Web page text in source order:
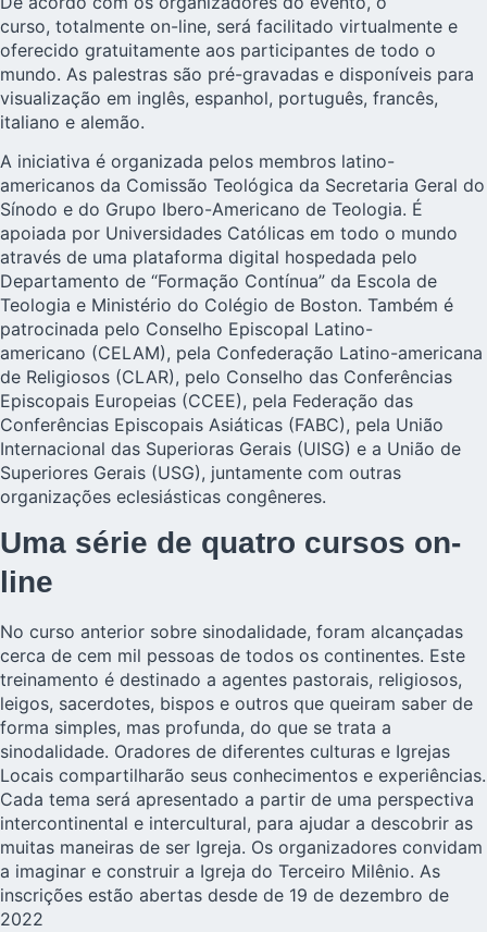
curso, totalmente on-line, será facilitado virtualmente e
oferecido gratuitamente aos participantes de todo o
mundo. As palestras são pré-gravadas e disponíveis para
visualização em inglês, espanhol, português, francês,
italiano e alemão.
A iniciativa é organizada pelos membros latino-
americanos da Comissão Teológica da Secretaria Geral do
Sínodo e do Grupo Ibero-Americano de Teologia. É
apoiada por Universidades Católicas em todo o mundo
através de uma plataforma digital hospedada pelo
Departamento de “Formação Contínua” da Escola de
Teologia e Ministério do Colégio de Boston. Também é
patrocinada pelo Conselho Episcopal Latino-
americano (CELAM), pela Confederação Latino-americana
de Religiosos (CLAR), pelo Conselho das Conferências
Episcopais Europeias (CCEE), pela Federação das
Conferências Episcopais Asiáticas (FABC), pela União
Internacional das Superioras Gerais (UISG) e a União de
Superiores Gerais (USG), juntamente com outras
organizações eclesiásticas congêneres.
Uma série de quatro cursos on-
line
No curso anterior sobre sinodalidade, foram alcançadas
cerca de cem mil pessoas de todos os continentes. Este
treinamento é destinado a agentes pastorais, religiosos,
leigos, sacerdotes, bispos e outros que queiram saber de
forma simples, mas profunda, do que se trata a
sinodalidade. Oradores de diferentes culturas e Igrejas
Locais compartilharão seus conhecimentos e experiências.
Cada tema será apresentado a partir de uma perspectiva
intercontinental e intercultural, para ajudar a descobrir as
muitas maneiras de ser Igreja. Os organizadores convidam
a imaginar e construir a Igreja do Terceiro Milênio. As
inscrições estão abertas desde de 19 de dezembro de
2022